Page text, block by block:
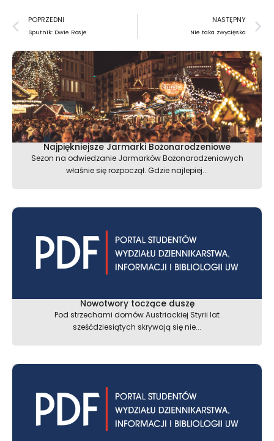
Prev
POPRZEDNI
Sputnik: Dwie Rosje
NASTĘPNY
Nie taka zwycięska
Najpiękniejsze Jarmarki Bożonarodzeniowe
Sezon na odwiedzanie Jarmarków Bożonarodzeniowych
właśnie się rozpoczął. Gdzie najlepiej...
Nowotwory toczące duszę
Pod strzechami domów Austriackiej Styrii lat
sześćdziesiątych skrywają się nie...